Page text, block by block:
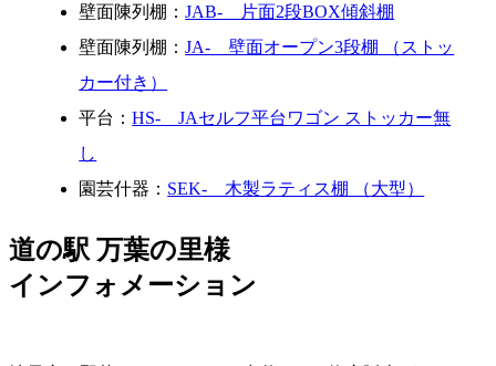
壁面陳列棚：JAB- 片面2段BOX傾斜棚
壁面陳列棚：JA- 壁面オープン3段棚 （ストッ
カー付き）
平台：HS- JAセルフ平台ワゴン ストッカー無
し
園芸什器： SEK- 木製ラティス棚 （大型）
道の駅 万葉の里様
インフォメーション